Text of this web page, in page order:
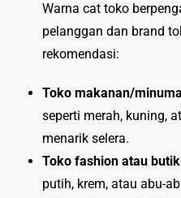
Warna cat toko
pelanggan dan brand
rekomendasi:
Toko makanan/
seperti merah, kuning,
menarik selera.
Toko fashion atau butik
putih, krem, atau abu-